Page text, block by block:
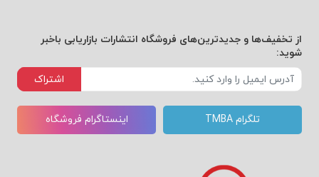
از تخفیف‌ها و جدیدترین‌های فروشگاه انتشارات بازاریابی باخبر
شوید:
اشتراک
تلگرام TMBA اینستاگرام فروشگاه